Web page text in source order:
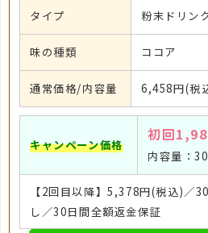
タイプ 粉末ドリン
味の種類 ココア
通常価格/内容量 6,458円(税
キャンペーン価格
初回
内容量：
【2回目以降】5,378円(税込)／
し／30日間全額返金保証